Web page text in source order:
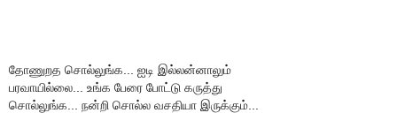
தோணுறத சொல்லுங்க... ஐடி இல்லன்னாலும்
பரவாயில்லை... உங்க பேரை போட்டு கருத்து
சொல்லுங்க... நன்றி சொல்ல வசதியா இருக்கும்...